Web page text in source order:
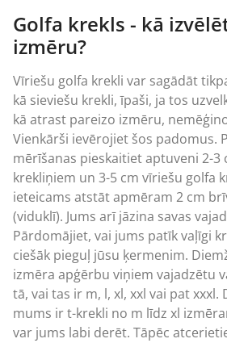
Golfa krekls - kā
izmēru?
Vīriešu golfa krekli var sagādāt
kā sieviešu krekli, īpaši, ja tos
kā atrast pareizo izmēru,
Vienkārši ievērojiet šos padomus.
mērīšanas pieskaitiet aptuveni 2-3
krekliņiem un 3-5 cm vīriešu golfa
ieteicams atstāt apmēram 2 cm
(viduklī). Jums arī jāzina savas
Pārdomājiet, vai jums patīk vaļīgi
ciešāk pieguļ jūsu ķermenim.
izmēra apģērbu viņiem vajadzētu
tā, vai tas ir m, l, xl, xxl vai pat
mums ir t-krekli no m līdz xl
var jums labi derēt. Tāpēc